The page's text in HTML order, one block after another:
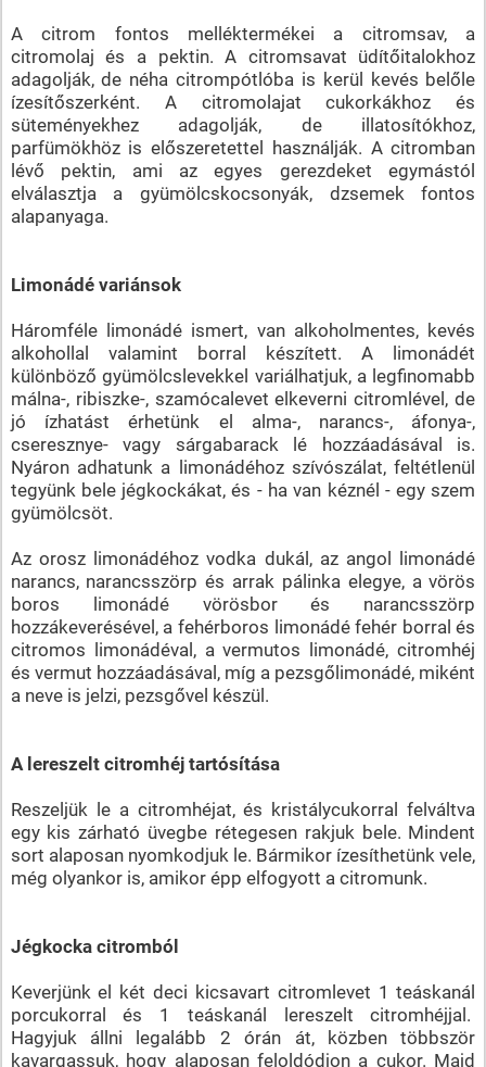
A citrom fontos melléktermékei a citromsav, a
citromolaj és a pektin. A citromsavat üdítőitalokhoz
adagolják, de néha citrompótlóba is kerül kevés belőle
ízesítőszerként. A citromolajat cukorkákhoz és
süteményekhez adagolják, de illatosítókhoz,
parfümökhöz is előszeretettel használják. A citromban
lévő pektin, ami az egyes gerezdeket egymástól
elválasztja a gyümölcskocsonyák, dzsemek fontos
alapanyaga.
Limonádé variánsok
Háromféle limonádé ismert, van alkoholmentes, kevés
alkohollal valamint borral készített. A limonádét
különböző gyümölcslevekkel variálhatjuk, a legfinomabb
málna-, ribiszke-, szamócalevet elkeverni citromlével, de
jó ízhatást érhetünk el alma-, narancs-, áfonya-,
cseresznye- vagy sárgabarack lé hozzáadásával is.
Nyáron adhatunk a limonádéhoz szívószálat, feltétlenül
tegyünk bele jégkockákat, és - ha van kéznél - egy szem
gyümölcsöt.
Az orosz limonádéhoz vodka dukál, az angol limonádé
narancs, narancsszörp és arrak pálinka elegye, a vörös
boros limonádé vörösbor és narancsszörp
hozzákeverésével, a fehérboros limonádé fehér borral és
citromos limonádéval, a vermutos limonádé, citromhéj
és vermut hozzáadásával, míg a pezsgőlimonádé, miként
a neve is jelzi, pezsgővel készül.
A lereszelt citromhéj tartósítása
Reszeljük le a citromhéjat, és kristálycukorral felváltva
egy kis zárható üvegbe rétegesen rakjuk bele. Mindent
sort alaposan nyomkodjuk le. Bármikor ízesíthetünk vele,
még olyankor is, amikor épp elfogyott a citromunk.
Jégkocka citromból
Keverjünk el két deci kicsavart citromlevet 1 teáskanál
porcukorral és 1 teáskanál lereszelt citromhéjjal.
Hagyjuk állni legalább 2 órán át, közben többször
kavargassuk, hogy alaposan feloldódjon a cukor. Majd